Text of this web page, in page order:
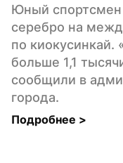
Юный спортсмен
серебро на
по киокусинкай.
больше 1,1
сообщили в
города.
Подробнее >